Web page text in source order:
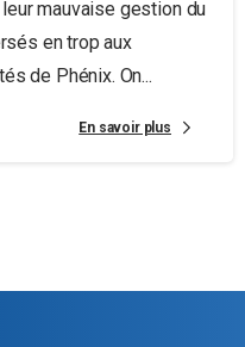
mauvaise gestion du
en trop aux
de Phénix. On...
En savoir plus